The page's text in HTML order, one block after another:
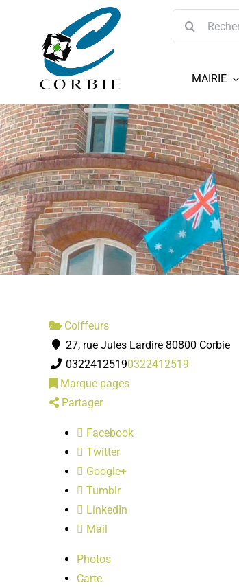
Rechercher:
MAIRIE
Coiffeurs
27, rue Jules Lardire 80800 Corbie
03224125190322412519
Marque-pages
Partager
Facebook
Twitter
Google+
Tumblr
LinkedIn
Mail
Photos
Carte